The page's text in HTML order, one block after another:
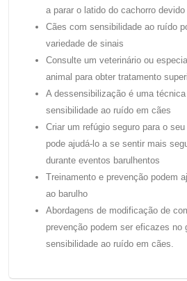
a parar o latido do cachorro
Cães com sensibilidade ao ruído
variedade de sinais
Consulte um veterinário ou
animal para obter tratamento
A dessensibilização é uma
sensibilidade ao ruído em cães
Criar um refúgio seguro para o
pode ajudá-lo a se sentir mais
durante eventos barulhentos
Treinamento e prevenção podem
ao barulho
Abordagens de modificação de
prevenção podem ser eficazes no
sensibilidade ao ruído em cães.